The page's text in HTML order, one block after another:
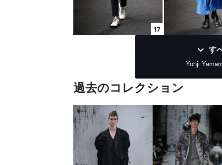
17
す
Yohji
過去のコレクション